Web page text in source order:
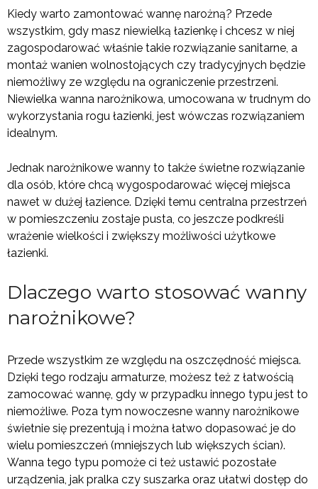
Kiedy warto zamontować wannę narożną? Przede
wszystkim, gdy masz niewielką łazienkę i chcesz w niej
zagospodarować właśnie takie rozwiązanie sanitarne, a
montaż wanien wolnostojących czy tradycyjnych będzie
niemożliwy ze względu na ograniczenie przestrzeni.
Niewielka wanna narożnikowa, umocowana w trudnym do
wykorzystania rogu łazienki, jest wówczas rozwiązaniem
idealnym.
Jednak narożnikowe wanny to także świetne rozwiązanie
dla osób, które chcą wygospodarować więcej miejsca
nawet w dużej łazience. Dzięki temu centralna przestrzeń
w pomieszczeniu zostaje pusta, co jeszcze podkreśli
wrażenie wielkości i zwiększy możliwości użytkowe
łazienki.
Dlaczego warto stosować wanny
narożnikowe?
Przede wszystkim ze względu na oszczędność miejsca.
Dzięki tego rodzaju armaturze, możesz też z łatwością
zamocować wannę, gdy w przypadku innego typu jest to
niemożliwe. Poza tym nowoczesne wanny narożnikowe
świetnie się prezentują i można łatwo dopasować je do
wielu pomieszczeń (mniejszych lub większych ścian).
Wanna tego typu pomoże ci też ustawić pozostałe
urządzenia, jak pralka czy suszarka oraz ułatwi dostęp do